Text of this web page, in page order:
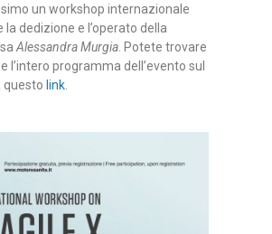
un workshop internazionale
la dedizione e l’operato della
Alessandra Murgia . Potete trovare
l’intero programma dell’evento sul
questo link